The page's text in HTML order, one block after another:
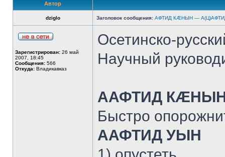
Автор
dziglo Заголовок сообщения: АФТИД КÆНЫН —
Зарегистрирован: 26 май
2007, 18:45
Сообщения: 566
Откуда: Владикавказ
Осетинско-
Научный
ААФТИД
Быстро
ААФТИД УЫН